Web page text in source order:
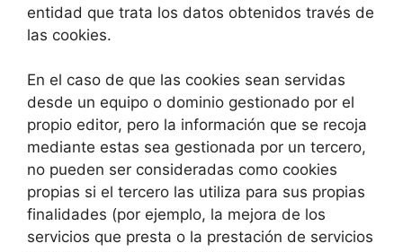
entidad que trata los datos obtenidos través de
las cookies.
En el caso de que las cookies sean servidas
desde un equipo o dominio gestionado por el
propio editor, pero la información que se recoja
mediante estas sea gestionada por un tercero,
no pueden ser consideradas como cookies
propias si el tercero las utiliza para sus propias
finalidades (por ejemplo, la mejora de los
servicios que presta o la prestación de servicios